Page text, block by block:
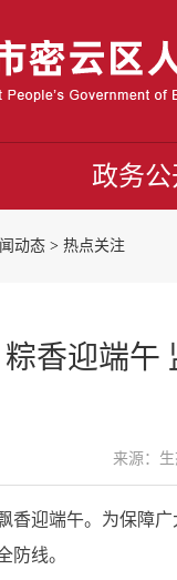
政务公
动态 > 热点关注
粽香迎端午
来源：
香迎端午。为保障
防线。